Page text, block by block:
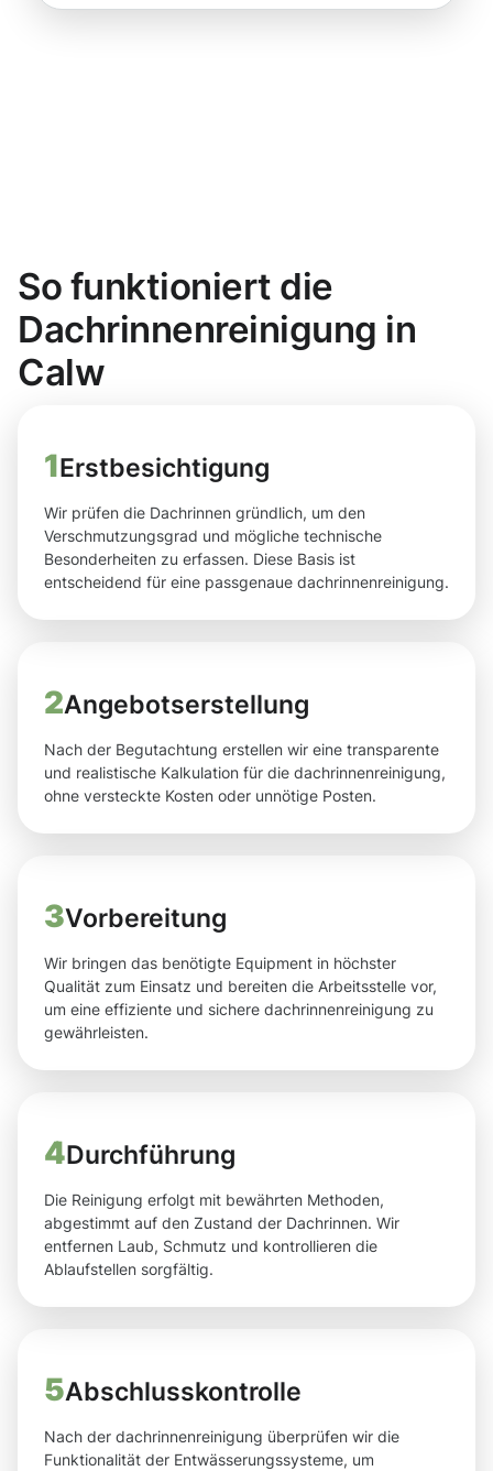
So funktioniert die
Dachrinnenreinigung in
Calw
1Erstbesichtigung
Wir prüfen die Dachrinnen gründlich, um den
Verschmutzungsgrad und mögliche technische
Besonderheiten zu erfassen. Diese Basis ist
entscheidend für eine passgenaue dachrinnenreinigung.
2Angebotserstellung
Nach der Begutachtung erstellen wir eine transparente
und realistische Kalkulation für die dachrinnenreinigung,
ohne versteckte Kosten oder unnötige Posten.
3Vorbereitung
Wir bringen das benötigte Equipment in höchster
Qualität zum Einsatz und bereiten die Arbeitsstelle vor,
um eine effiziente und sichere dachrinnenreinigung zu
gewährleisten.
4Durchführung
Die Reinigung erfolgt mit bewährten Methoden,
abgestimmt auf den Zustand der Dachrinnen. Wir
entfernen Laub, Schmutz und kontrollieren die
Ablaufstellen sorgfältig.
5Abschlusskontrolle
Nach der dachrinnenreinigung überprüfen wir die
Funktionalität der Entwässerungssysteme, um